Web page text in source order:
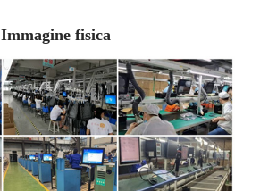
Immagine fisica